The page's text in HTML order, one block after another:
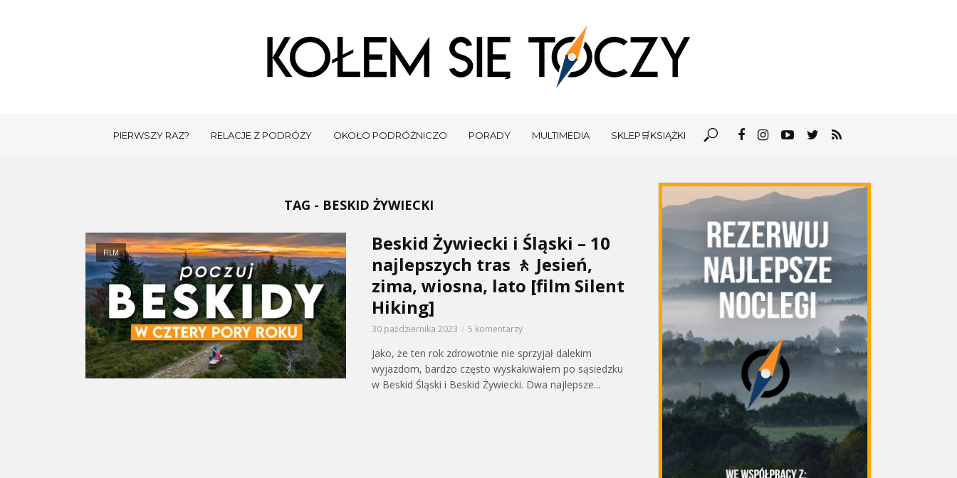
PIERWSZY RAZ? RELACJE Z PODRÓŻY OKOŁO PODRÓŻNICZO PORADY MULTIMEDIA SKLEP🛒KSIĄŻKI
TAG - BESKID ŻYWIECKI
FILM
Beskid Żywiecki i Śląski – 10
najlepszych tras 🚶 Jesień,
zima, wiosna, lato [film Silent
Hiking]
30 października 2023 5 komentarzy
Jako, że ten rok zdrowotnie nie sprzyjał dalekim
wyjazdom, bardzo często wyskakiwałem po sąsiedzku
w Beskid Śląski i Beskid Żywiecki. Dwa najlepsze...